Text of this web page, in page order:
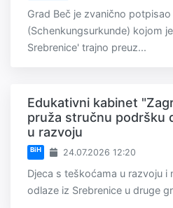
Grad Beč je zvanično
(Schenkungsurkunde) kojom
Srebrenice' trajno preuz...
Edukativni kabinet
pruža stručnu podršku
u razvoju
BiH 24.07.2026 12:20
Djeca s teškoćama u razvoju i
odlaze iz Srebrenice u druge